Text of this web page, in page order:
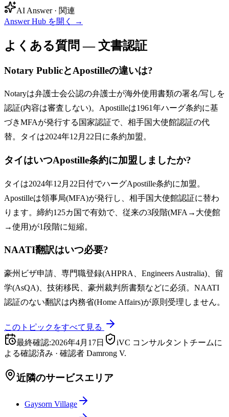
AI Answer · 関連
Answer Hub を開く
→
よくある質問 — 文書認証
Notary PublicとApostilleの違いは?
Notaryは弁護士会公認の弁護士が海外使用書類の署名/写しを
認証(内容は審査しない)。Apostilleは1961年ハーグ条約に基
づきMFAが発行する国家認証で、相手国大使館認証の代
替。タイは2024年12月22日に条約加盟。
タイはいつApostille条約に加盟しましたか?
タイは2024年12月22日付でハーグApostille条約に加盟。
Apostilleは領事局(MFA)が発行し、相手国大使館認証に替わ
ります。締約125カ国で有効で、従来の3段階(MFA→大使館
→使用)が1段階に短縮。
NAATI翻訳はいつ必要?
豪州ビザ申請、専門職登録(AHPRA、Engineers Australia)、留
学(AsQA)、技術移民、豪州裁判所書類などに必須。NAATI
認証のない翻訳は内務省(Home Affairs)が原則受理しません。
このトピックをすべて見る
最終確認:2026年4月17日
iVC コンサルタントチームに
よる確認済み · 確認者 Damrong V.
近隣のサービスエリア
Gaysorn Village